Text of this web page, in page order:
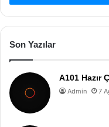
Son Yazılar
A101 Hazır
Admin 7